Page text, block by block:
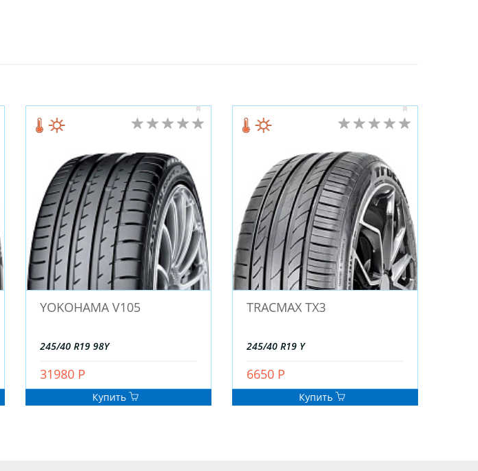
YOKOHAMA V105
245/40 R19 98Y
31980 Р
Купить
TRACMAX TX3
245/40 R19 Y
6650 Р
Купить